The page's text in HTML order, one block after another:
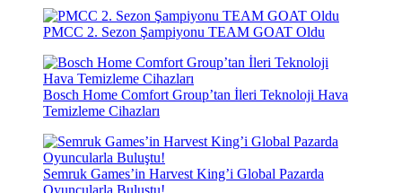
PMCC 2. Sezon Şampiyonu TEAM GOAT Oldu
Bosch Home Comfort Group’tan İleri Teknoloji Hava
Temizleme Cihazları
Semruk Games’in Harvest King’i Global Pazarda